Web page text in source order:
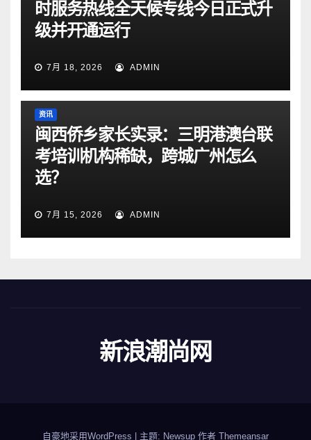
时服务热线全天候专线今日正式升
级并开通运行
7月 18, 2026 ADMIN
资讯
闽西侨乡家长实录：三明港澳台联
考培训机构稀缺，跨城广州怎么
选？
7月 15, 2026 ADMIN
新浪潮尚网
自豪地采用WordPress 主题: Newsup 作者 Themeansar